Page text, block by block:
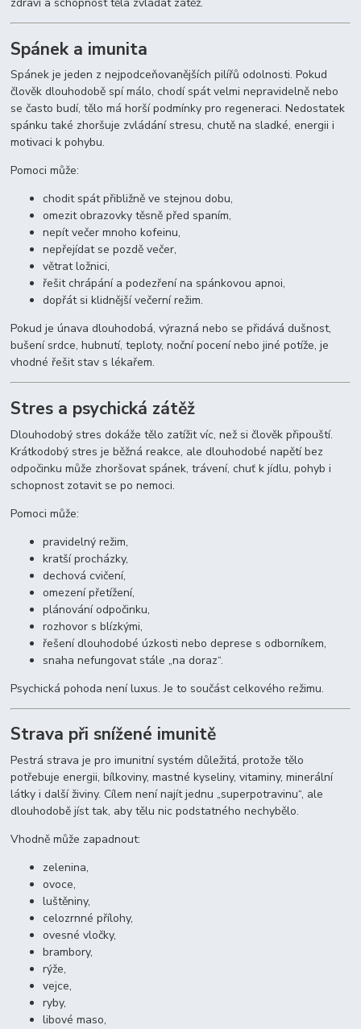
Spánek a imunita
Spánek je jeden z nejpodceňovanějších pilířů odolnosti. Pokud
člověk dlouhodobě spí málo, chodí spát velmi nepravidelně nebo
se často budí, tělo má horší podmínky pro regeneraci. Nedostatek
spánku také zhoršuje zvládání stresu, chutě na sladké, energii i
motivaci k pohybu.
Pomoci může:
chodit spát přibližně ve stejnou dobu,
omezit obrazovky těsně před spaním,
nepít večer mnoho kofeinu,
nepřejídat se pozdě večer,
větrat ložnici,
řešit chrápání a podezření na spánkovou apnoi,
dopřát si klidnější večerní režim.
Pokud je únava dlouhodobá, výrazná nebo se přidává dušnost,
bušení srdce, hubnutí, teploty, noční pocení nebo jiné potíže, je
vhodné řešit stav s lékařem.
Stres a psychická zátěž
Dlouhodobý stres dokáže tělo zatížit víc, než si člověk připouští.
Krátkodobý stres je běžná reakce, ale dlouhodobé napětí bez
odpočinku může zhoršovat spánek, trávení, chuť k jídlu, pohyb i
schopnost zotavit se po nemoci.
Pomoci může:
pravidelný režim,
kratší procházky,
dechová cvičení,
omezení přetížení,
plánování odpočinku,
rozhovor s blízkými,
řešení dlouhodobé úzkosti nebo deprese s odborníkem,
snaha nefungovat stále „na doraz“.
Psychická pohoda není luxus. Je to součást celkového režimu.
Strava při snížené imunitě
Pestrá strava je pro imunitní systém důležitá, protože tělo
potřebuje energii, bílkoviny, mastné kyseliny, vitaminy, minerální
látky i další živiny. Cílem není najít jednu „superpotravinu“, ale
dlouhodobě jíst tak, aby tělu nic podstatného nechybělo.
Vhodně může zapadnout:
zelenina,
ovoce,
luštěniny,
celozrnné přílohy,
ovesné vločky,
brambory,
rýže,
vejce,
ryby,
libové maso,